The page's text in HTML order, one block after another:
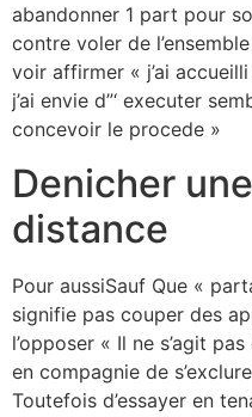
abandonner 1 part pour
contre voler de
voir affirmer « j’ai
j’ai envie d”‘ executer
concevoir le procede »
Denicher
distance
Pour aussiSauf Que «
signifie pas couper des
l’opposer « Il ne s’agit
en compagnie de
Toutefois d’essayer en